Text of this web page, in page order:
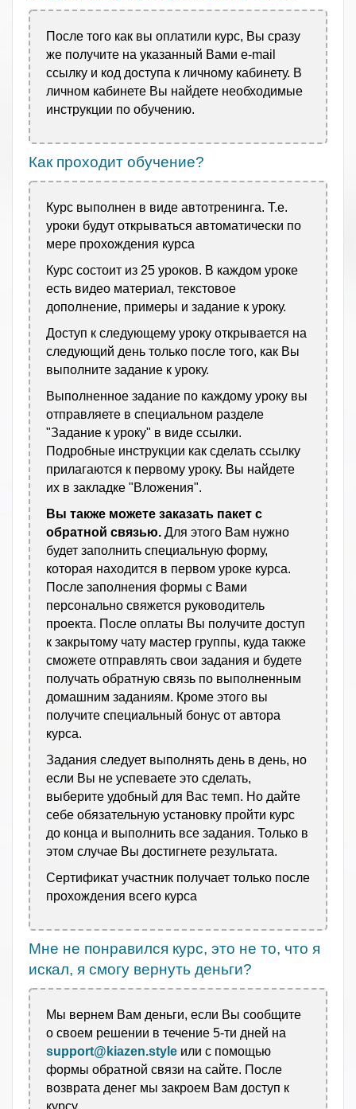
После того как вы оплатили курс, Вы сразу
же получите на указанный Вами e-mail
ссылку и код доступа к личному кабинету. В
личном кабинете Вы найдете необходимые
инструкции по обучению.
Как проходит обучение?
Курс выполнен в виде автотренинга. Т.е.
уроки будут открываться автоматически по
мере прохождения курса
Курс состоит из 25 уроков. В каждом уроке
есть видео материал, текстовое
дополнение, примеры и задание к уроку.
Доступ к следующему уроку открывается на
следующий день только после того, как Вы
выполните задание к уроку.
Выполненное задание по каждому уроку вы
отправляете в специальном разделе
"Задание к уроку" в виде ссылки.
Подробные инструкции как сделать ссылку
прилагаются к первому уроку. Вы найдете
их в закладке "Вложения".
Вы также можете заказать пакет с
обратной связью. Для этого Вам нужно
будет заполнить специальную форму,
которая находится в первом уроке курса.
После заполнения формы с Вами
персонально свяжется руководитель
проекта. После оплаты Вы получите доступ
к закрытому чату мастер группы, куда также
сможете отправлять свои задания и будете
получать обратную связь по выполненным
домашним заданиям. Кроме этого вы
получите специальный бонус от автора
курса.
Задания следует выполнять день в день, но
если Вы не успеваете это сделать,
выберите удобный для Вас темп. Но дайте
себе обязательную установку пройти курс
до конца и выполнить все задания. Только в
этом случае Вы достигнете результата.
Сертификат участник получает только после
прохождения всего курса
Мне не понравился курс, это не то, что я
искал, я смогу вернуть деньги?
Мы вернем Вам деньги, если Вы сообщите
о своем решении в течение 5-ти дней на
support@kiazen.style или с помощью
формы обратной связи на сайте. После
возврата денег мы закроем Вам доступ к
курсу.